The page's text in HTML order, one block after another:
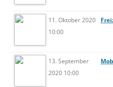
11. Oktober 2020
10:00
13. September
2020 10:00